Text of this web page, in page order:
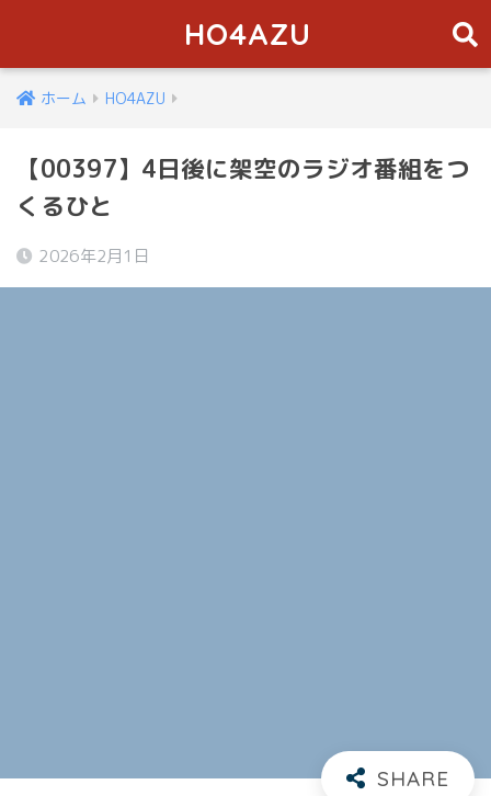
HO4AZU
ホーム HO4AZU
【00397】4日後に架空のラジオ番組をつ
くるひと
2026年2月1日